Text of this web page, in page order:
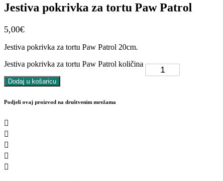
Jestiva pokrivka za tortu Paw Patrol
5,00€
Jestiva pokrivka za tortu Paw Patrol 20cm.
Jestiva pokrivka za tortu Paw Patrol količina
Dodaj u košaricu
Podjeli ovaj proizvod na društvenim mrežama